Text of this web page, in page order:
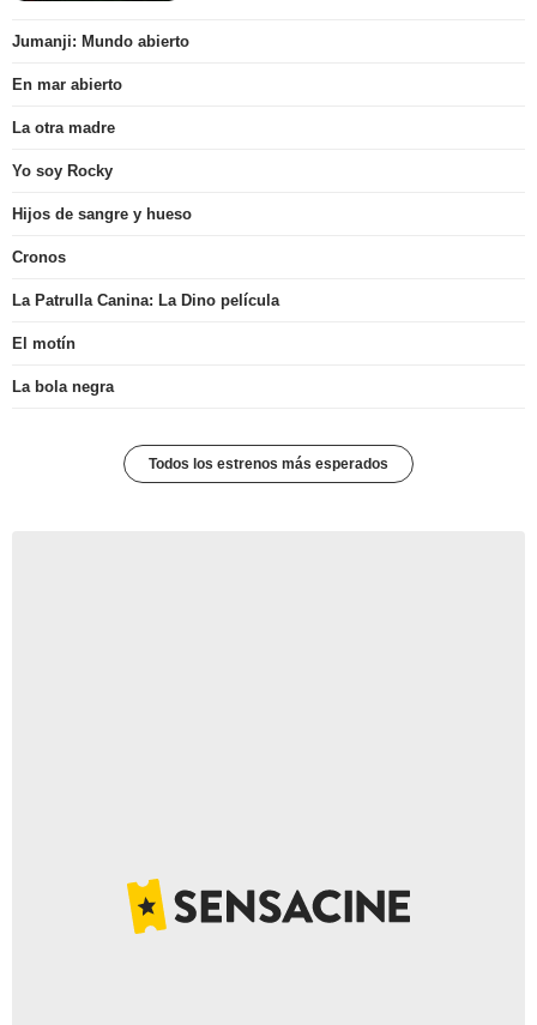
Jumanji: Mundo abierto
En mar abierto
La otra madre
Yo soy Rocky
Hijos de sangre y hueso
Cronos
La Patrulla Canina: La Dino película
El motín
La bola negra
Todos los estrenos más esperados